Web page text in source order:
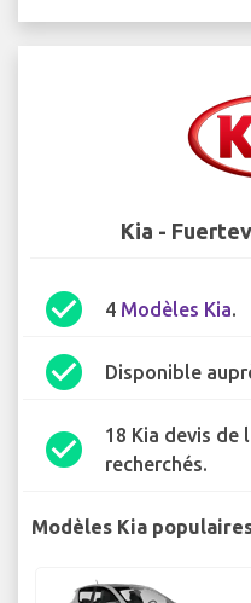
Kia -
check_circle 4 Modèles Kia.
check_circle Disponible
check_circle
18 Kia devis
recherchés.
Modèles Kia